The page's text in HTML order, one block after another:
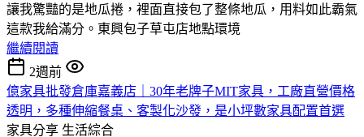
讓我驚豔的是地瓜捲，裡面直接包了整條地瓜，用料如此霸氣
這款我給滿分。東興包子草屯店地點環境
繼續閱讀
2週前
億家具批發倉庫嘉義店｜30年老牌子MIT家具，工廠直營價格
透明，多種伸縮餐桌、客製化沙發，是小坪數家具配置首選
家具分享 生活綜合